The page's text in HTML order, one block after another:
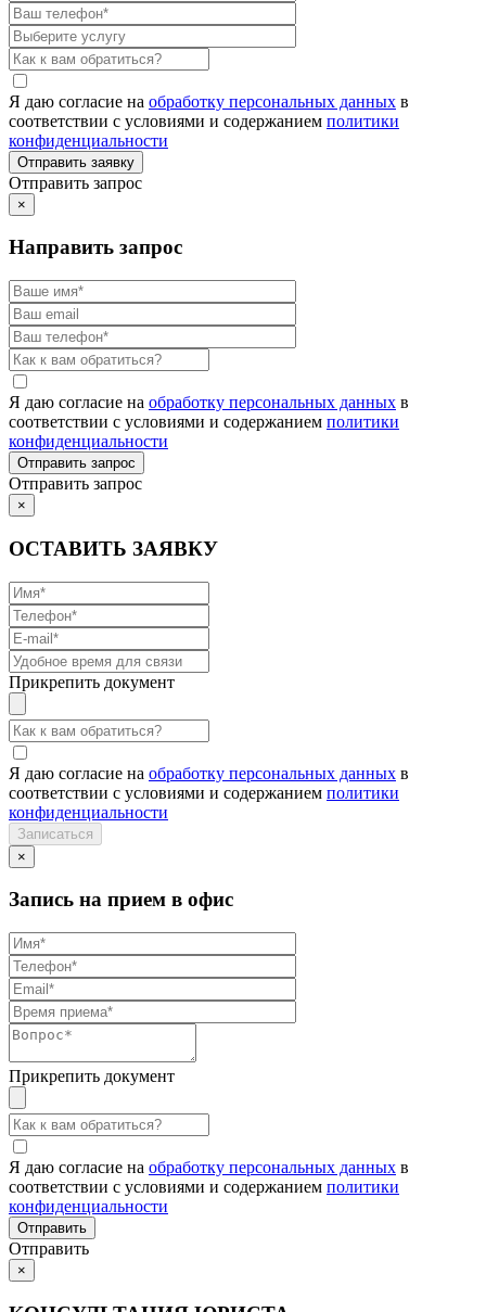
Я даю согласие на обработку персональных данных в
соответствии с условиями и содержанием политики
конфиденциальности
Отправить запрос
×
Направить запрос
Я даю согласие на обработку персональных данных в
соответствии с условиями и содержанием политики
конфиденциальности
Отправить запрос
×
ОСТАВИТЬ ЗАЯВКУ
Прикрепить документ
Я даю согласие на обработку персональных данных в
соответствии с условиями и содержанием политики
конфиденциальности
×
Запись на прием в офис
Прикрепить документ
Я даю согласие на обработку персональных данных в
соответствии с условиями и содержанием политики
конфиденциальности
Отправить
×